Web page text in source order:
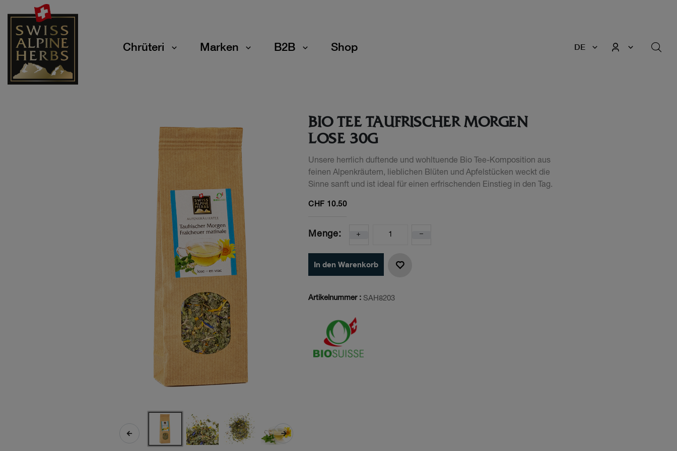
Chrüteri Marken B2B Shop DE
BIO TEE TAUFRISCHER MORGEN
LOSE 30G
Unsere herrlich duftende und wohltuende Bio Tee-Komposition aus
feinen Alpenkräutern, lieblichen Blüten und Apfelstücken weckt die
Sinne sanft und ist ideal für einen erfrischenden Einstieg in den Tag.
CHF 10.50
Menge:
In den Warenkorb
Artikelnummer : SAH8203